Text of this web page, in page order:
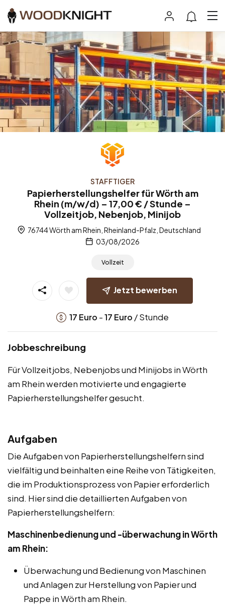
STAFFTIGER
Papierherstellungshelfer für Wörth am
Rhein (m/w/d) – 17,00 € / Stunde –
Vollzeitjob, Nebenjob, Minijob
76744 Wörth am Rhein, Rheinland-Pfalz, Deutschland
03/08/2026
Vollzeit
Jetzt bewerben
17 Euro -17 Euro / Stunde
Jobbeschreibung
Für Vollzeitjobs, Nebenjobs und Minijobs in Wörth
am Rhein werden motivierte und engagierte
Papierherstellungshelfer gesucht.
Aufgaben
Die Aufgaben von Papierherstellungshelfern sind
vielfältig und beinhalten eine Reihe von Tätigkeiten,
die im Produktionsprozess von Papier erforderlich
sind. Hier sind die detaillierten Aufgaben von
Papierherstellungshelfern:
Maschinenbedienung und -überwachung in Wörth
am Rhein:
Überwachung und Bedienung von Maschinen
und Anlagen zur Herstellung von Papier und
Pappe in Wörth am Rhein.